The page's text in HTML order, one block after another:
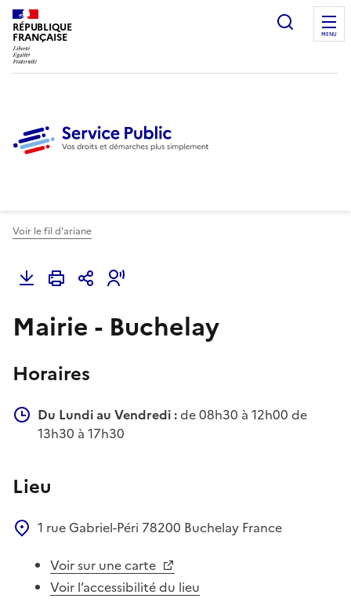
RÉPUBLIQUE
FRANÇAISE
Ouvrir
MENU
Voir le fil d'ariane
Mairie - Buchelay
Horaires
Du Lundi au Vendredi :de 08h30 à 12h00 de
13h30 à 17h30
Lieu
1 rue Gabriel-Péri 78200 Buchelay France
Voir sur une carte
Voir l’accessibilité du lieu